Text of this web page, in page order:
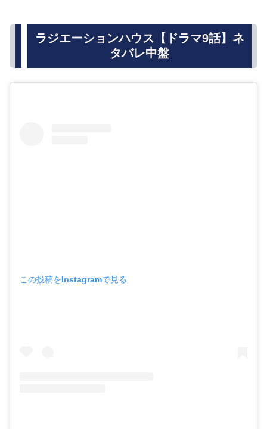
ラジエーションハウス【ドラマ9話】ネ
タバレ中盤
この投稿をInstagramで見る